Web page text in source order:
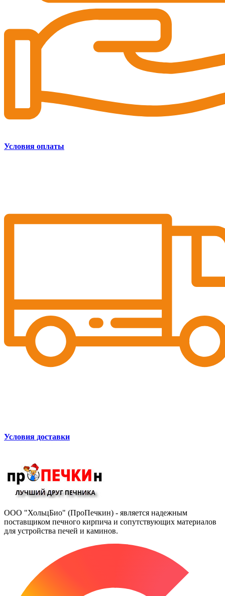
Условия оплаты
Условия доставки
ООО "ХольцБио" (ПроПечкин) - является надежным
поставщиком печного кирпича и сопутствующих материалов
для устройства печей и каминов.